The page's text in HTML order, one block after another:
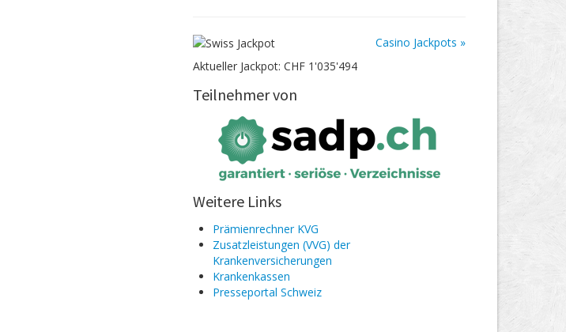
Casino Jackpots »
Aktueller Jackpot: CHF 1'035'494
Teilnehmer von
Weitere Links
Prämienrechner KVG
Zusatzleistungen (VVG) der
Krankenversicherungen
Kranken­kassen
Presseportal Schweiz